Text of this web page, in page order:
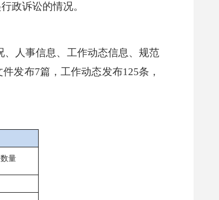
政诉讼的情况。
人事信息、工作动态信息、规范
件发布7篇，工作动态发布125条，
量